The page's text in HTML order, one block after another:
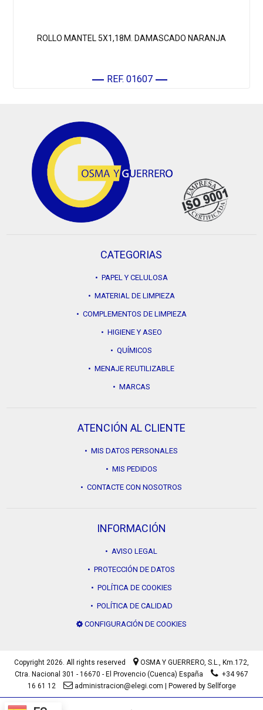
ROLLO MANTEL 5X1,18M. DAMASCADO NARANJA
REF. 01607
CATEGORIAS
• PAPEL Y CELULOSA
• MATERIAL DE LIMPIEZA
• COMPLEMENTOS DE LIMPIEZA
• HIGIENE Y ASEO
• QUÍMICOS
• MENAJE REUTILIZABLE
• MARCAS
ATENCIÓN AL CLIENTE
• MIS DATOS PERSONALES
• MIS PEDIDOS
• CONTACTE CON NOSOTROS
INFORMACIÓN
• AVISO LEGAL
• PROTECCIÓN DE DATOS
• POLÍTICA DE COOKIES
• POLÍTICA DE CALIDAD
CONFIGURACIÓN DE COOKIES
Copyright 2026. All rights reserved OSMA Y GUERRERO, S.L., Km.172,
Ctra. Nacional 301 - 16670 - El Provencio (Cuenca) España
+34 967
16 61 12
administracion@elegi.com Powered by Sellforge